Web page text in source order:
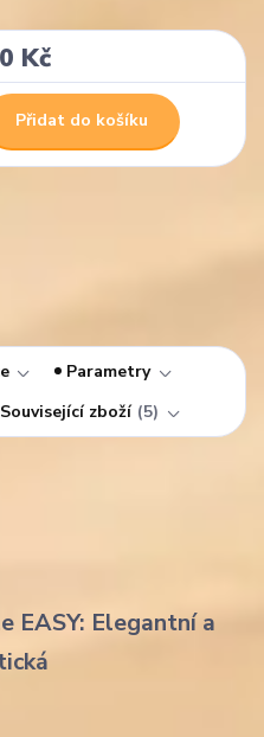
Kč
Přidat do košíku
Parametry
Související zboží 5
EASY: Elegantní a